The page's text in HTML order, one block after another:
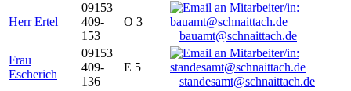
Herr Ertel
09153
409-
153
O 3
bauamt@schnaittach.de
Frau
Escherich
09153
409-
136
E 5
standesamt@schnaittach.de